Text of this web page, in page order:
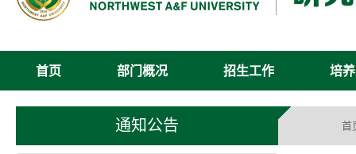
首页 部门概况 招生工作 培
通知公告 首